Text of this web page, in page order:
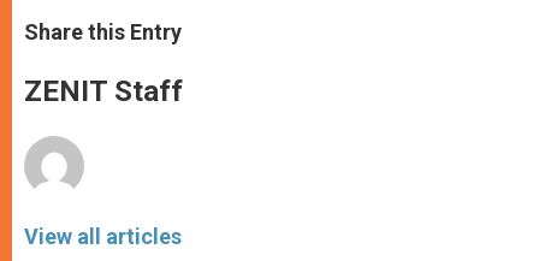
t
s
p
p
s
e
g
e
e
b
o
k
Share this Entry
ZENIT Staff
View all articles